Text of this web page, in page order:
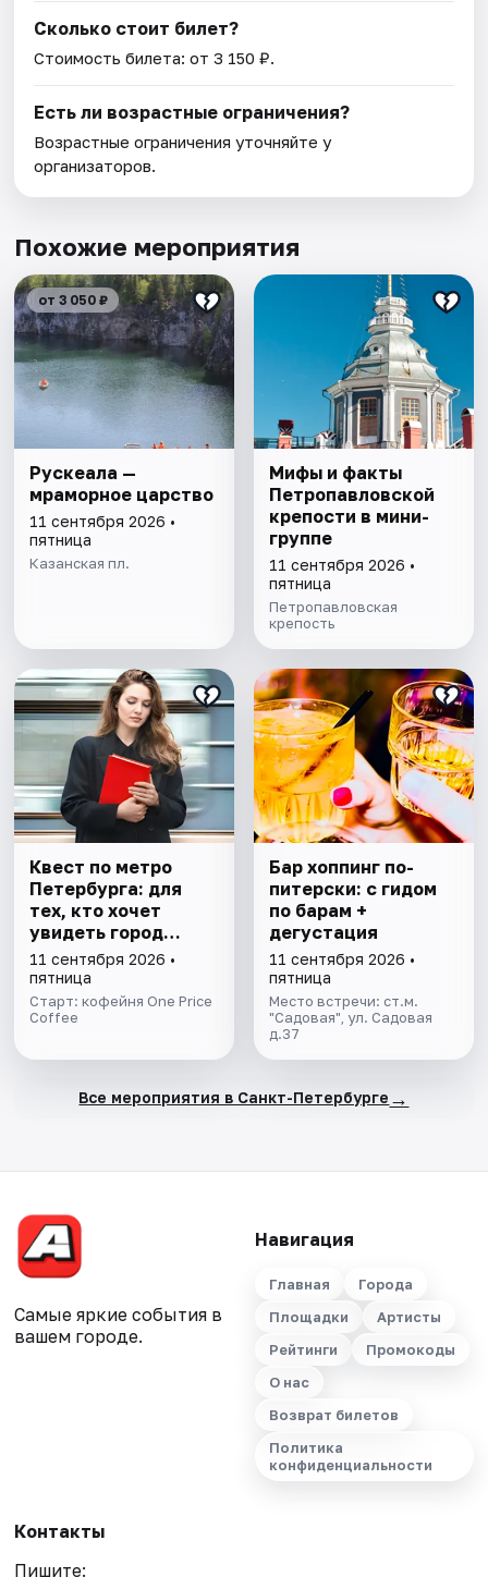
Сколько стоит билет?
Стоимость билета: от 3 150 ₽.
Есть ли возрастные ограничения?
Возрастные ограничения уточняйте у
организаторов.
Похожие мероприятия
от 3 050 ₽
Рускеала —
мраморное царство
11 сентября 2026 •
пятница
Казанская пл.
Мифы и факты
Петропавловской
крепости в мини-
группе
11 сентября 2026 •
пятница
Петропавловская
крепость
Квест по метро
Петербурга: для
тех, кто хочет
увидеть город
иначе
11 сентября 2026 •
пятница
Старт: кофейня One Price
Coffee
Бар хоппинг по-
питерски: с гидом
по барам +
дегустация
11 сентября 2026 •
пятница
Место встречи: ст.м.
"Садовая", ул. Садовая
д.37
Все мероприятия в Санкт-Петербурге →
Самые яркие события в
вашем городе.
Навигация
Главная
Города
Площадки
Артисты
Рейтинги
Промокоды
О нас
Возврат билетов
Политика
конфиденциальности
Контакты
Пишите: